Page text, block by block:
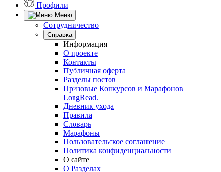
Профили
Меню
Сотрудничество
Справка
Информация
О проекте
Контакты
Публичная оферта
Разделы постов
Призовые Конкурсов и Марафонов.
LongRead.
Дневник ухода
Правила
Словарь
Марафоны
Пользовательское соглашение
Политика конфиденциальности
О сайте
О Разделах